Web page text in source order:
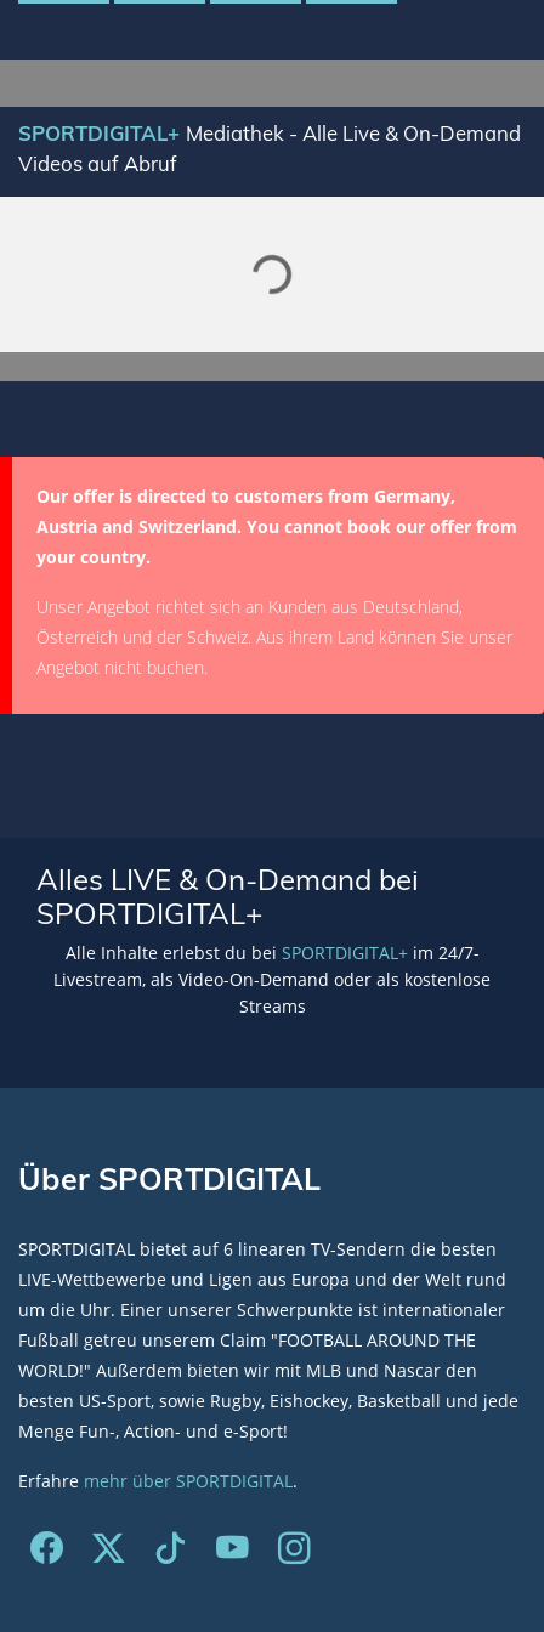
SPORTDIGITAL+ Mediathek - Alle Live & On-Demand
Videos auf AbrufLade SPORTDIGITAL+ Mediathek
Our offer is directed to customers from Germany,
Austria and Switzerland. You cannot book our offer from
your country.
Unser Angebot richtet sich an Kunden aus Deutschland,
Österreich und der Schweiz. Aus ihrem Land können Sie unser
Angebot nicht buchen.
Alles LIVE & On-Demand bei
SPORTDIGITAL+
Alle Inhalte erlebst du bei SPORTDIGITAL+im 24/7-
Livestream, als Video-On-Demand oder als kostenlose
Streams
Über SPORTDIGITAL
SPORTDIGITAL bietet auf 6 linearen TV-Sendern die besten
LIVE-Wettbewerbe und Ligen aus Europa und der Welt rund
um die Uhr. Einer unserer Schwerpunkte ist internationaler
Fußball getreu unserem Claim "FOOTBALL AROUND THE
WORLD!" Außerdem bieten wir mit MLB und Nascar den
besten US-Sport, sowie Rugby, Eishockey, Basketball und jede
Menge Fun-, Action- und e-Sport!
Erfahre mehr über SPORTDIGITAL.